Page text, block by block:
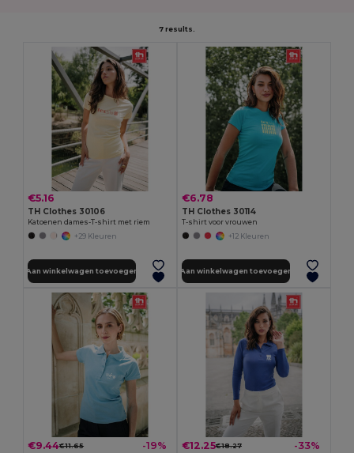
7 results.
€5.16
TH Clothes 30106
Katoenen dames-T-shirt met riem
+29 Kleuren
Aan winkelwagen toevoegen
€6.78
TH Clothes 30114
T-shirt voor vrouwen
+12 Kleuren
Aan winkelwagen toevoegen
€9.44€11.65 -19% €12.25€18.27 -33%